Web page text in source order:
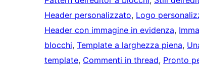
Header personalizzato, Logo
Header con immagine in evidenza,
blocchi, Template a larghezza piena,
template, Commenti in thread, Pronto